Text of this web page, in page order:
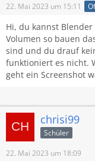
22. Mai 2023 um 15:11
Hi, du kannst
Volumen so bauen
sind und du drauf
funktioniert es nicht.
geht ein Screenshot
chrisi99
Schüler
22. Mai 2023 um 18:09